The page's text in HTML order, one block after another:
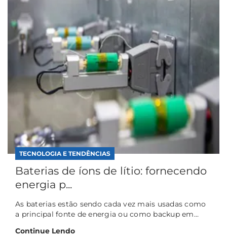
TECNOLOGIA E TENDÊNCIAS
Baterias de íons de lítio: fornecendo
energia p...
As baterias estão sendo cada vez mais usadas como
a principal fonte de energia ou como backup em...
Continue Lendo